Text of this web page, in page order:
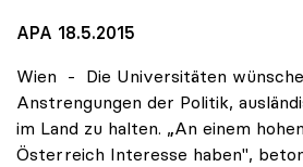
APA 18.5.2015
Wien - Die Universitäten
Anstrengungen der Politik,
im Land zu halten. „An einem
Österreich Interesse haben",